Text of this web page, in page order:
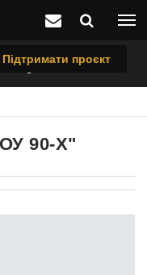
Підтримати проєкт
90-х"
90-Х"